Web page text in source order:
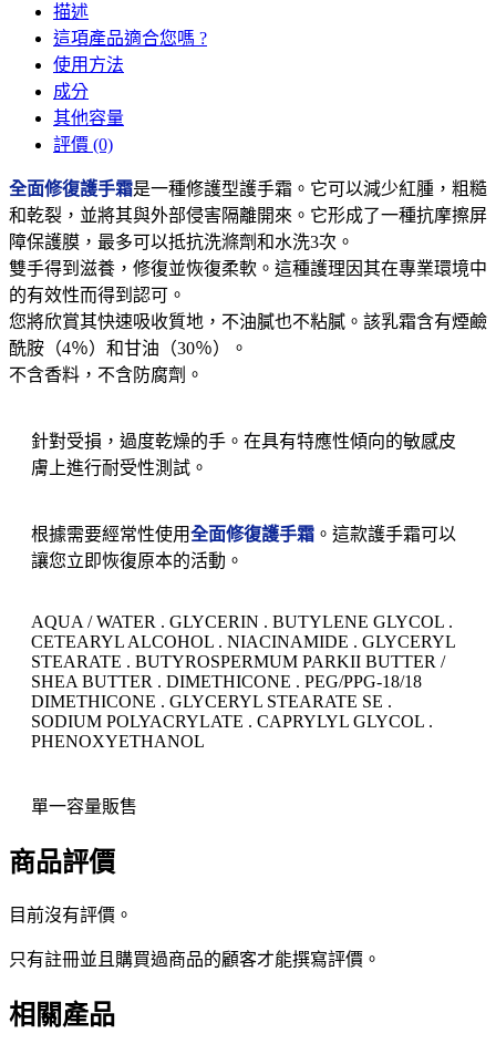
描述
這項產品適合您嗎 ?
使用方法
成分
其他容量
評價 (0)
全面修復護手霜是一種修護型護手霜。它可以減少紅腫，粗糙
和乾裂，並將其與外部侵害隔離開來。它形成了一種抗摩擦屏
障保護膜，最多可以抵抗洗滌劑和水洗3次。
雙手得到滋養，修復並恢復柔軟。這種護理因其在專業環境中
的有效性而得到認可。
您將欣賞其快速吸收質地，不油膩也不粘膩。該乳霜含有煙鹼
酰胺（4％）和甘油（30％）。
不含香料，不含防腐劑。
針對受損，過度乾燥的手。在具有特應性傾向的敏感皮
膚上進行耐受性測試。
根據需要經常性使用全面修復護手霜 。這款護手霜可以
讓您立即恢復原本的活動。
AQUA / WATER . GLYCERIN . BUTYLENE GLYCOL .
CETEARYL ALCOHOL . NIACINAMIDE . GLYCERYL
STEARATE . BUTYROSPERMUM PARKII BUTTER /
SHEA BUTTER . DIMETHICONE . PEG/PPG-18/18
DIMETHICONE . GLYCERYL STEARATE SE .
SODIUM POLYACRYLATE . CAPRYLYL GLYCOL .
PHENOXYETHANOL
單一容量販售
商品評價
目前沒有評價。
只有註冊並且購買過商品的顧客才能撰寫評價。
相關產品